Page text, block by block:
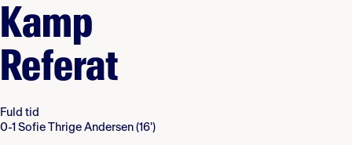
Kamp
Referat
Fuld tid
0-1 Sofie Thrige Andersen (16')